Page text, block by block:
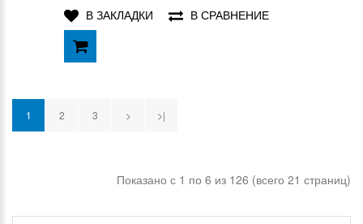
В ЗАКЛАДКИ
В СРАВНЕНИЕ
1 2 3 > >|
Показано с 1 по 6 из 126 (всего 21 страниц)